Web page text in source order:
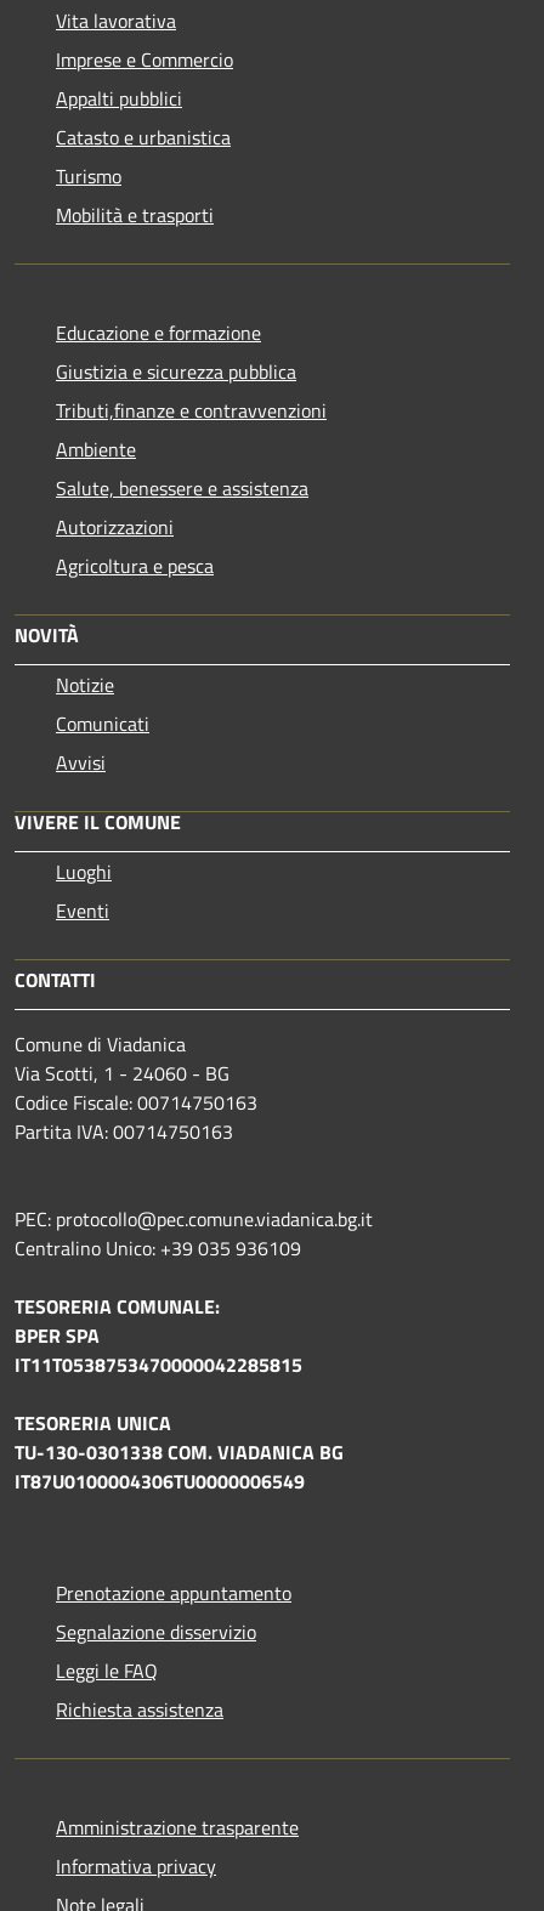
Vita lavorativa
Imprese e Commercio
Appalti pubblici
Catasto e urbanistica
Turismo
Mobilità e trasporti
Educazione e formazione
Giustizia e sicurezza pubblica
Tributi,finanze e contravvenzioni
Ambiente
Salute, benessere e assistenza
Autorizzazioni
Agricoltura e pesca
NOVITÀ
Notizie
Comunicati
Avvisi
VIVERE IL COMUNE
Luoghi
Eventi
CONTATTI
Comune di Viadanica
Via Scotti, 1 - 24060 - BG
Codice Fiscale: 00714750163
Partita IVA: 00714750163
PEC: protocollo@pec.comune.viadanica.bg.it
Centralino Unico: +39 035 936109
TESORERIA COMUNALE:
BPER SPA
IT11T0538753470000042285815
TESORERIA UNICA
TU-130-0301338 COM. VIADANICA BG
IT87U0100004306TU0000006549
Prenotazione appuntamento
Segnalazione disservizio
Leggi le FAQ
Richiesta assistenza
Amministrazione trasparente
Informativa privacy
Note legali